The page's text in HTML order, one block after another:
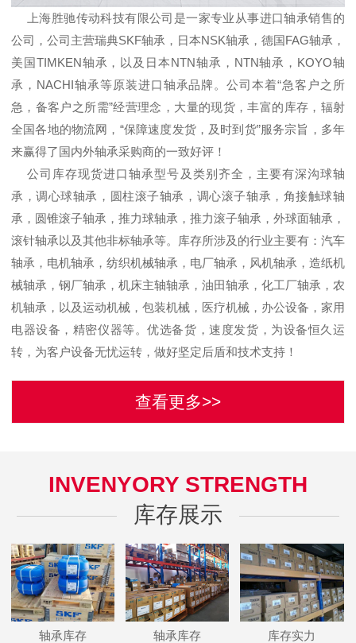
上海胜驰传动科技有限公司是一家专业从事进口轴承销售的
公司，公司主营瑞典SKF轴承，日本NSK轴承，德国FAG轴承，
美国TIMKEN轴承，以及日本NTN轴承，NTN轴承，KOYO轴
承，NACHI轴承等原装进口轴承品牌。公司本着“急客户之所
急，备客户之所需”经营理念，大量的现货，丰富的库存，辐射
全国各地的物流网，“保障速度发货，及时到货”服务宗旨，多年
来赢得了国内外轴承采购商的一致好评！
公司库存现货进口轴承型号及类别齐全，主要有深沟球轴
承，调心球轴承，圆柱滚子轴承，调心滚子轴承，角接触球轴
承，圆锥滚子轴承，推力球轴承，推力滚子轴承，外球面轴承，
滚针轴承以及其他非标轴承等。库存所涉及的行业主要有：汽车
轴承，电机轴承，纺织机械轴承，电厂轴承，风机轴承，造纸机
械轴承，钢厂轴承，机床主轴轴承，油田轴承，化工厂轴承，农
机轴承，以及运动机械，包装机械，医疗机械，办公设备，家用
电器设备，精密仪器等。优选备货，速度发货，为设备恒久运
转，为客户设备无忧运转，做好坚定后盾和技术支持！
查看更多>>
INVENYORY STRENGTH
库存展示
轴承库存 轴承库存 库存实力